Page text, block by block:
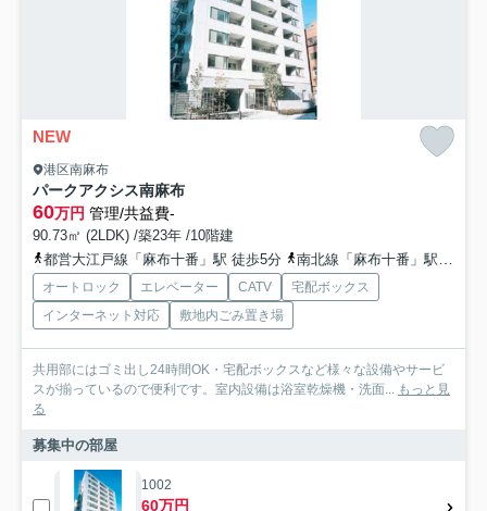
NEW
港区南麻布
パークアクシス南麻布
60万円 管理/共益費-
90.73㎡ (2LDK) /築23年 /10階建
都営大江戸線「麻布十番」駅 徒歩5分
南北線「麻布十番」駅 徒歩5分
オートロック エレベーター CATV
宅配ボックス
インターネット対応
敷地内ごみ置き場
共用部にはゴミ出し24時間OK・宅配ボックスなど様々な設備やサービ
スが揃っているので便利です。室内設備は浴室乾燥機・洗面... もっと見
る
募集中の部屋
1002
60万円